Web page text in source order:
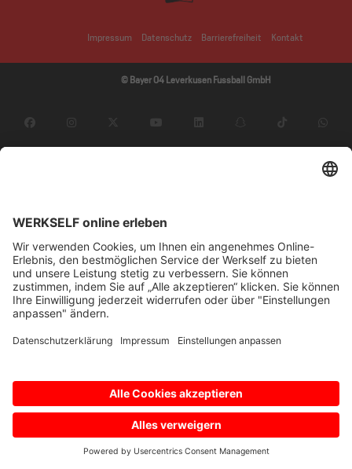
Impressum Datenschutz Barrierefreiheit Kontakt
© Bayer 04 Leverkusen Fussball GmbH